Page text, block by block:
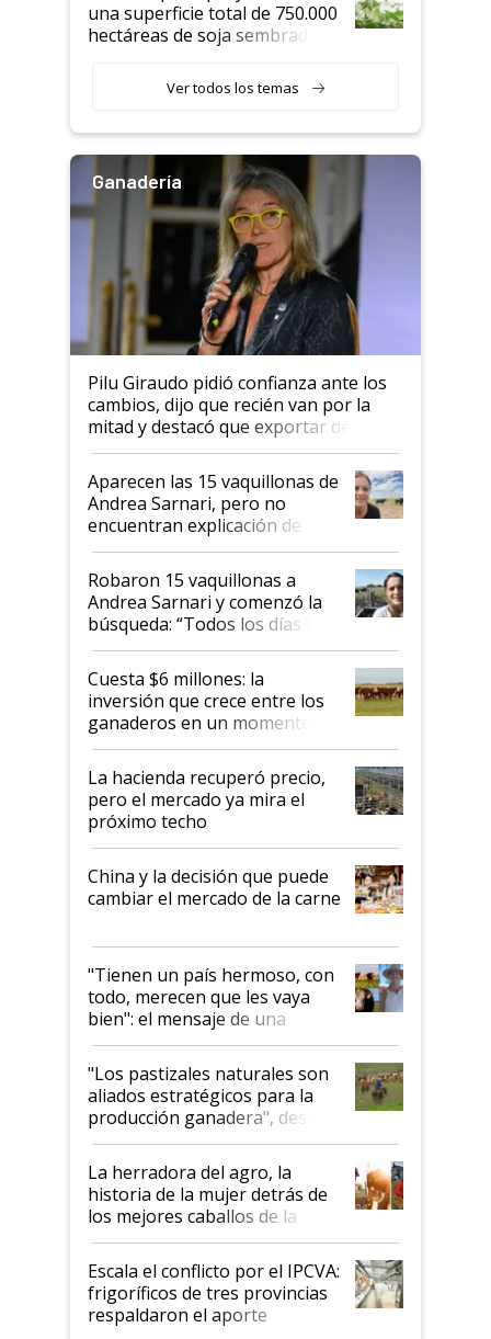
una superficie total de 750.000
hectáreas de soja sembradas
variedades que marcan un
salto tecnológico en genética y
Ver todos los temas
Ganadería
Pilu Giraudo pidió confianza ante los
cambios, dijo que recién van por la
mitad y destacó que exportar dejó de
ser "para unos pocos": "Tenemos un
mandato muy claro del gobierno
nacional"
Aparecen las 15 vaquillonas de
Andrea Sarnari, pero no
encuentran explicación de
cómo llegaron allí
Robaron 15 vaquillonas a
Andrea Sarnari y comenzó la
búsqueda: “Todos los días le
toca a algún productor”
Cuesta $6 millones: la
inversión que crece entre los
ganaderos en un momento
histórico para la actividad
La hacienda recuperó precio,
pero el mercado ya mira el
próximo techo
China y la decisión que puede
cambiar el mercado de la carne
"Tienen un país hermoso, con
todo, merecen que les vaya
bien": el mensaje de una
ganadera uruguaya sobre las
oportunidades que se abren
para el agro en Argentina, con
foco en la carne
"Los pastizales naturales son
aliados estratégicos para la
producción ganadera", destaca
la iniciativa que ya reúne a 46
establecimientos en Argentina
La herradora del agro, la
historia de la mujer detrás de
los mejores caballos de la
Argentina y los mitos que
todavía hacen sufrir a estos
animales: "Mientras me
descalificaban, yo seguí
haciendo currículum"
Escala el conflicto por el IPCVA:
frigoríficos de tres provincias
respaldaron el aporte